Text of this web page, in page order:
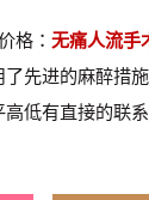
格： 无痛人流手
先进的麻醉措
低有直接的联